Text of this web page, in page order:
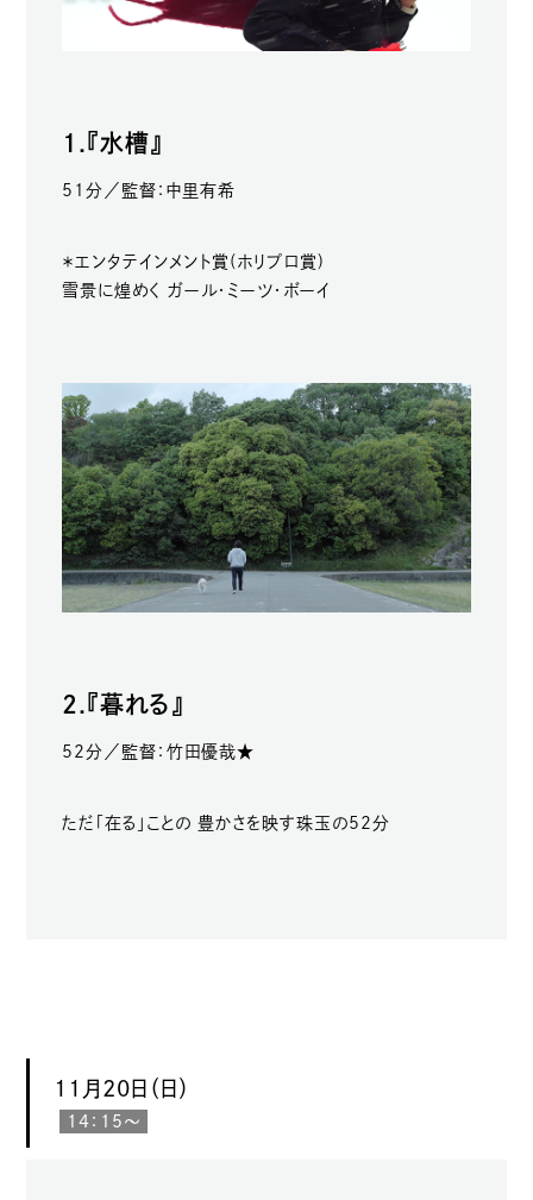
1.『水槽』
51分／監督：中里有希
＊エンタテインメント賞(ホリプロ賞)
雪景に煌めく ガール・ミーツ・ボーイ
2.『暮れる』
52分／監督：竹田優哉★
ただ「在る」ことの 豊かさを映す珠玉の52分
11月20日（日）
14：15〜